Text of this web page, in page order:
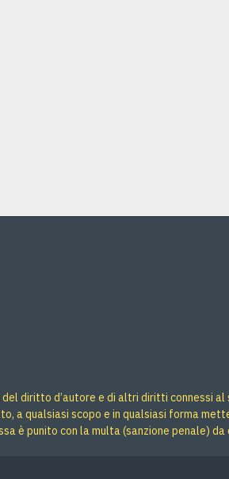
diritto d’autore e di altri diritti connessi al
a qualsiasi scopo e in qualsiasi forma
è punito con la multa (sanzione penale) da